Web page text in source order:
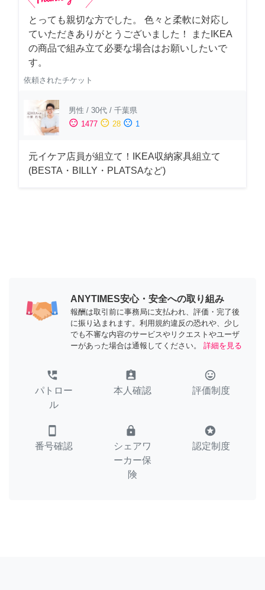
とっても親切な方でした。 色々と柔軟に対応し
ていただきありがとうございました！ またIKEA
の商品で組み立て必要な場合はお願いしたいで
す。
依頼されたチケット
男性 / 30代 / 千葉県
sentiment_satisfied 1477 sentiment_neutral 28 sentiment_dissatisfied 1
元イケア店員が組立て！IKEA収納家具組立て
(BESTA・BILLY・PLATSAなど)
ANYTIMES安心・安全への取り組み
報酬は取引前に事務局に支払われ、評価・完了後
に振り込まれます。利用規約違反の恐れや、少し
でも不審な内容のサービスやリクエストやユーザ
ーがあった場合は通報してください。
詳細を見る
perm_phone_msg
パトロー
ル
assignment_ind
本人確認
tag_faces
評価制度
smartphone
番号確認
lock
シェアワ
ーカー保
険
stars
認定制度